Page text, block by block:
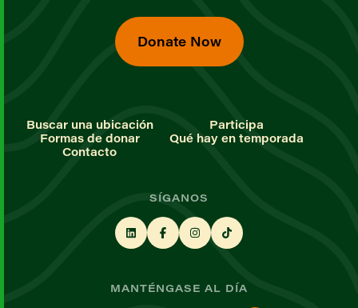
Donate Now
Buscar una ubicación
Participa
Formas de donar
Qué hay en temporada
Contacto
SÍGANOS
MANTÉNGASE AL DÍA